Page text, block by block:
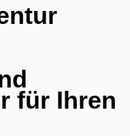
für Ihren